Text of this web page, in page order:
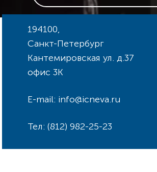
194100,
Санкт-Петербург
Кантемировская ул. д.37
офис 3К
E-mail: info@icneva.ru
Тел: (812) 982-25-23